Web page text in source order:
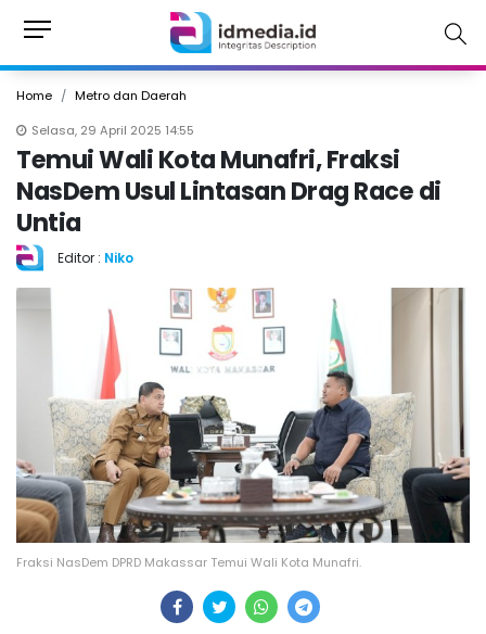
Home
Metro dan Daerah
Selasa, 29 April 2025 14:55
Temui Wali Kota Munafri, Fraksi
NasDem Usul Lintasan Drag Race di
Untia
Editor : Niko
Fraksi NasDem DPRD Makassar Temui Wali Kota Munafri.